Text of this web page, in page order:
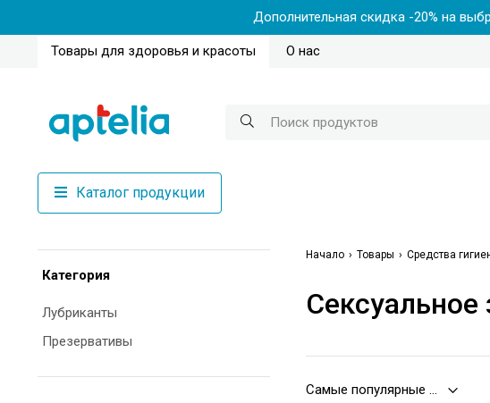
Дополнительная скидка -20% на
Товары для здоровья и красоты О нас
Каталог продукции
Категория
Лубриканты
Презервативы
Начало Товары Средства
Сексуальное